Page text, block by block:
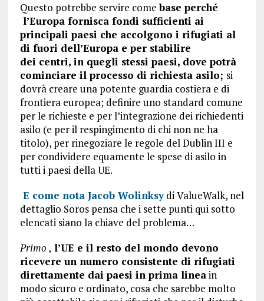
Questo potrebbe servire comebase perché
l’Europa fornisca fondi sufficienti ai
principali paesi che accolgono i rifugiati al
di fuori dell’Europa e per stabilire
dei centri, in quegli stessi paesi, dove potrà
cominciare il processo di richiesta asilo; si
dovrà creare una potente guardia costiera e di
frontiera europea; definire uno standard comune
per le richieste e per l’integrazione dei richiedenti
asilo (e per il respingimento di chi non ne ha
titolo), per rinegoziare le regole del Dublin III e
per condividere equamente le spese di asilo in
tutti i paesi della UE.
E come nota Jacob Wolinksydi ValueWalk, nel
dettaglio Soros pensa che i sette punti qui sotto
elencati siano la chiave del problema…
Primo , l’UE e il resto del mondo devono
ricevere un numero consistente di rifugiati
direttamente dai paesi in prima lineain
modo sicuro e ordinato, cosa che sarebbe molto